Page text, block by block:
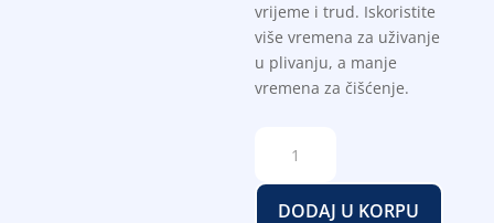
vrijeme i trud. Iskoristite
više vremena za uživanje
u plivanju, a manje
vremena za čišćenje.
Eco
duboka
DODAJ U KORPU